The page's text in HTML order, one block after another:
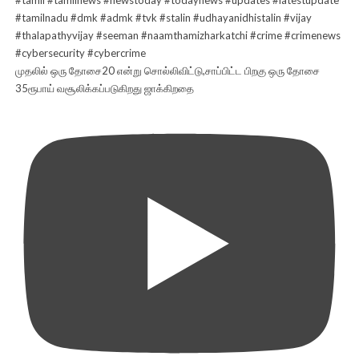
முதலில் ஒரு தோசை20 என்று சொல்லிவிட்டு,சாப்பிட்ட பிறகு ஒரு தோசை
35ரூபாய் வசூலிக்கப்படுகிறது ஜாக்கிறதை